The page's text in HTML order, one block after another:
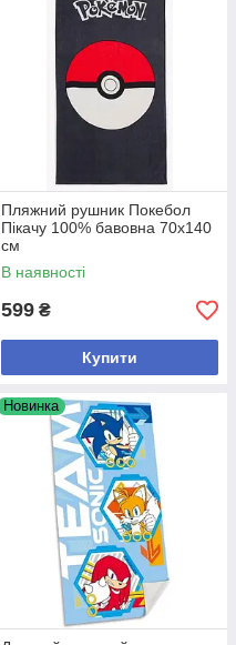
Пляжний рушник Покебол
Пікачу 100% бавовна 70х140
см
В наявності
599 ₴
Купити
Новинка